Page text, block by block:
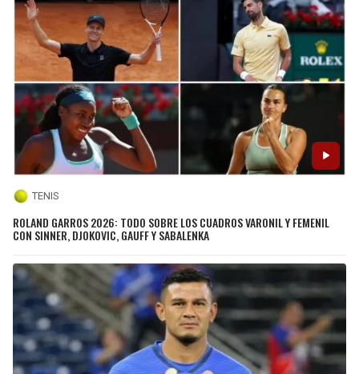
TENIS
ROLAND GARROS 2026: TODO SOBRE LOS CUADROS VARONIL Y FEMENIL
CON SINNER, DJOKOVIC, GAUFF Y SABALENKA